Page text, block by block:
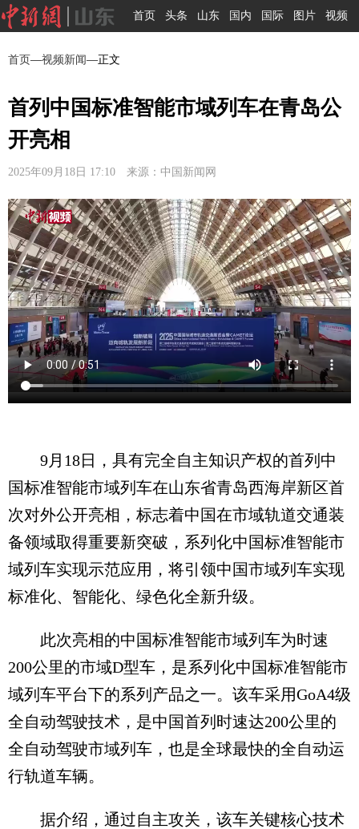
首页 头条 山东 国内 国际 图片 视频
首页—视频新闻—正文
首列中国标准智能市域列车在青岛公
开亮相
2025年09月18日 17:10 来源：中国新闻网
9月18日，具有完全自主知识产权的首列中
国标准智能市域列车在山东省青岛西海岸新区首
次对外公开亮相，标志着中国在市域轨道交通装
备领域取得重要新突破，系列化中国标准智能市
域列车实现示范应用，将引领中国市域列车实现
标准化、智能化、绿色化全新升级。
此次亮相的中国标准智能市域列车为时速
200公里的市域D型车，是系列化中国标准智能市
域列车平台下的系列产品之一。该车采用GoA4级
全自动驾驶技术，是中国首列时速达200公里的
全自动驾驶市域列车，也是全球最快的全自动运
行轨道车辆。
据介绍，通过自主攻关，该车关键核心技术